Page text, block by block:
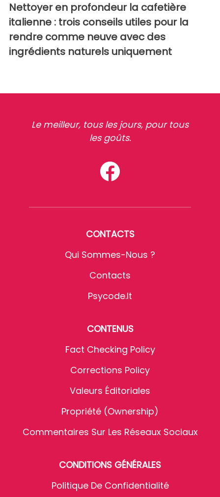
Nettoyer en profondeur la cafetière
italienne : trois conseils utiles pour la
rendre comme neuve avec des
ingrédients naturels uniquement
Le meilleur, tous les jours, pour tous
les goûts.
CONTACTS
Qui Sommes-Nous ?
Contacts
Psycode.it
CONTENUS
Fact Checking Policy
Corrections Policy
Valeurs Éditoriales
Propriété (Ownership)
Commentaires Sur Les Réseaux Sociaux
CONDITIONS GÉNÉRALES
Politique De Confidentialité